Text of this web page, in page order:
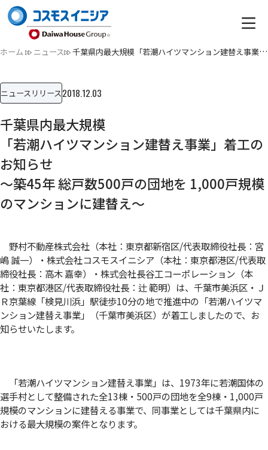
ホーム ニュース 千葉県内最大規模「若潮ハイツマンション建替え事業」着工のお…
ニュースリリース2018.12.03
千葉県内最大規模
「若潮ハイツマンション建替え事業」着工の
お知らせ
～築45年 総戸数500戸の団地を 1,000戸規模
のマンションに建替え～
野村不動産株式会社（本社：東京都新宿区/代表取締役社長：宮
嶋 誠一）・株式会社コスモスイニシア（本社：東京都港区/代表取
締役社長：高木 嘉幸）・株式会社長谷工コーポレーション（本
社：東京都港区/代表取締役社長：辻 範明）は、千葉市美浜区・Ｊ
Ｒ京葉線「検見川浜」駅徒歩10分の地で推進中の「若潮ハイツマ
ンション建替え事業」（千葉市美浜区）が着工しましたので、お
知らせいたします。
「若潮ハイツマンション建替え事業」は、1973年に若潮国体の
選手村として整備された全13棟・500戸の団地を全9棟・1,000戸
規模のマンションに建替える事業で、同事業としては千葉県内に
おける最大規模の案件となります。